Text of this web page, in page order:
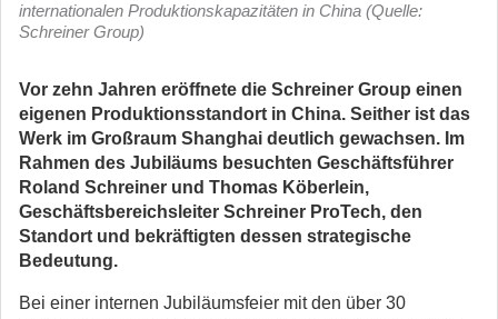
internationalen Produktionskapazitäten in China (Quelle:
Schreiner Group)
Vor zehn Jahren eröffnete die Schreiner Group einen
eigenen Produktionsstandort in China. Seither ist das
Werk im Großraum Shanghai deutlich gewachsen. Im
Rahmen des Jubiläums besuchten Geschäftsführer
Roland Schreiner und Thomas Köberlein,
Geschäftsbereichsleiter Schreiner ProTech, den
Standort und bekräftigten dessen strategische
Bedeutung.
Bei einer internen Jubiläumsfeier mit den über 30